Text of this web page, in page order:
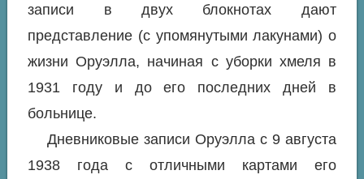
записи в двух блокнотах дают
представление (с упомянутыми лакунами) о
жизни Оруэлла, начиная с уборки хмеля в
1931 году и до его последних дней в
больнице.
Дневниковые записи Оруэлла с 9 августа
1938 года с отличными картами его